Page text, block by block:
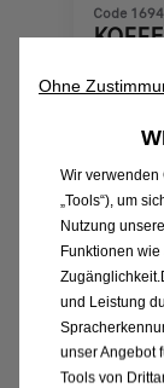
Code
51,94€
Price
is
51,94
€
Quantity
updated
to:
1
Ohne
Wir verwenden
„Tools“), um
Nutzung
Funktionen
und Leistung
unser Angebot
Tools von